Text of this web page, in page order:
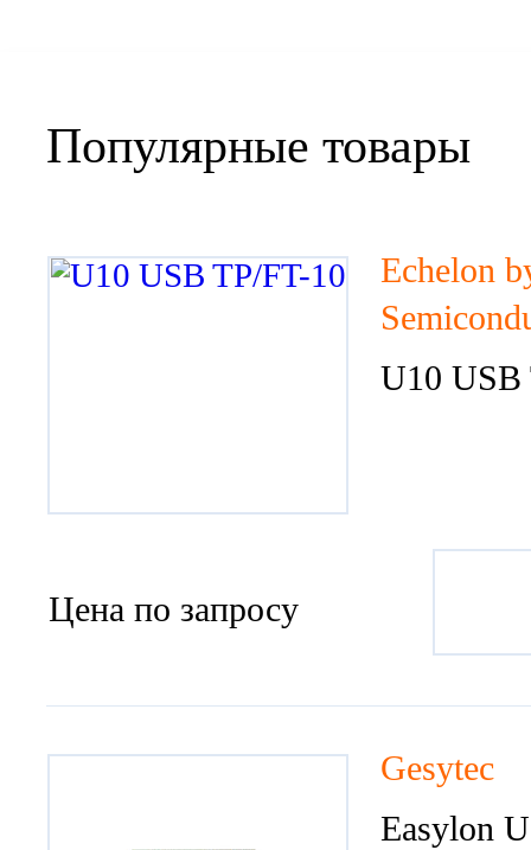
Популярные товары
Echelon
U10 USB
Цена по запросу
Gesytec
Easylon